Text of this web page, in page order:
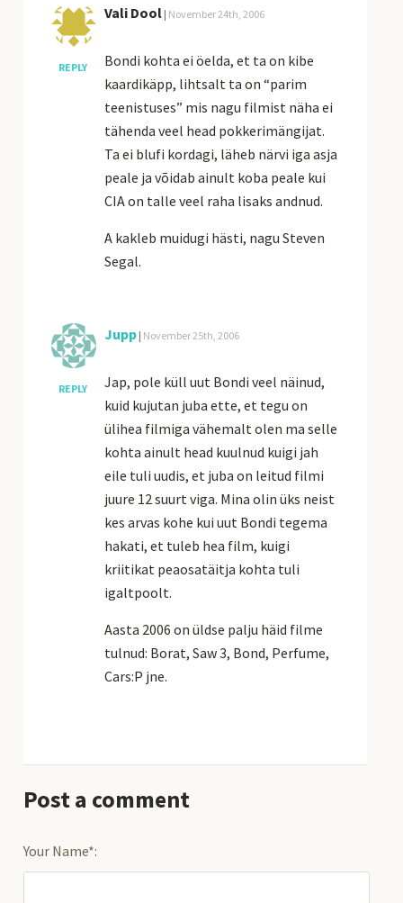
REPLY
Vali Dool | November 24th, 2006
Bondi kohta ei öelda, et ta on kibe
kaardikäpp, lihtsalt ta on “parim
teenistuses” mis nagu filmist näha ei
tähenda veel head pokkerimängijat.
Ta ei blufi kordagi, läheb närvi iga asja
peale ja võidab ainult koba peale kui
CIA on talle veel raha lisaks andnud.
A kakleb muidugi hästi, nagu Steven
Segal.
REPLY
Jupp | November 25th, 2006
Jap, pole küll uut Bondi veel näinud,
kuid kujutan juba ette, et tegu on
ülihea filmiga vähemalt olen ma selle
kohta ainult head kuulnud kuigi jah
eile tuli uudis, et juba on leitud filmi
juure 12 suurt viga. Mina olin üks neist
kes arvas kohe kui uut Bondi tegema
hakati, et tuleb hea film, kuigi
kriitikat peaosatäitja kohta tuli
igaltpoolt.
Aasta 2006 on üldse palju häid filme
tulnud: Borat, Saw 3, Bond, Perfume,
Cars:P jne.
Post a comment
Your Name*: